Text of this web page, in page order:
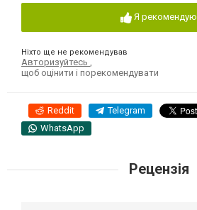
Я рекомендую
Ніхто ще не рекомендував
Авторизуйтесь
щоб оцінити і порекомендувати
Reddit Telegram
WhatsApp
Рецензія